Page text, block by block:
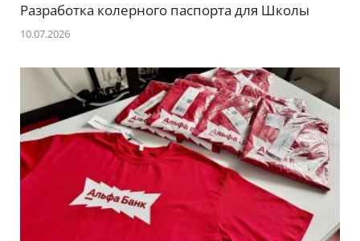
Разработка колерного паспорта для Школы
10.07.2026